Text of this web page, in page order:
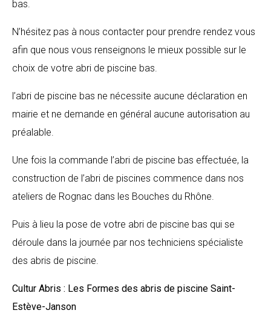
bas.
N’hésitez pas à nous contacter pour prendre rendez vous
afin que nous vous renseignons le mieux possible sur le
choix de votre abri de piscine bas.
l’abri de piscine bas ne nécessite aucune déclaration en
mairie et ne demande en général aucune autorisation au
préalable.
Une fois la commande l’abri de piscine bas effectuée, la
construction de l’abri de piscines commence dans nos
ateliers de Rognac dans les Bouches du Rhône.
Puis à lieu la pose de votre abri de piscine bas qui se
déroule dans la journée par nos techniciens spécialiste
des abris de piscine.
Cultur Abris : Les Formes des abris de piscine Saint-
Estève-Janson